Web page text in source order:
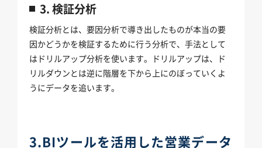
3. 検証分析
検証分析とは、要因分析で導き出したものが本当の要
因かどうかを検証するために行う分析で、手法として
はドリルアップ分析を使います。ドリルアップは、ド
リルダウンとは逆に階層を下から上にのぼっていくよ
うにデータを追います。
3.BIツールを活用した営業データ